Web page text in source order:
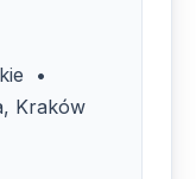
•
Kraków